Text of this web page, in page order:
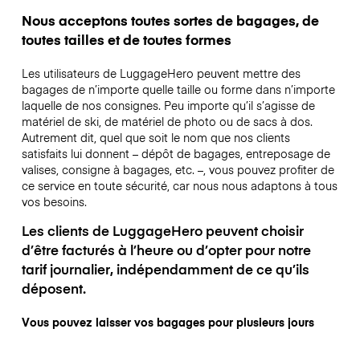
Nous acceptons toutes sortes de bagages, de
toutes tailles et de toutes formes
Les utilisateurs de LuggageHero peuvent mettre des
bagages de n’importe quelle taille ou forme dans n’importe
laquelle de nos consignes. Peu importe qu’il s’agisse de
matériel de ski, de matériel de photo ou de sacs à dos.
Autrement dit, quel que soit le nom que nos clients
satisfaits lui donnent – dépôt de bagages, entreposage de
valises, consigne à bagages, etc. –, vous pouvez profiter de
ce service en toute sécurité, car nous nous adaptons à tous
vos besoins.
Les clients de LuggageHero peuvent choisir
d’être facturés à l’heure ou d’opter pour notre
tarif journalier, indépendamment de ce qu’ils
déposent.
Vous pouvez laisser vos bagages pour plusieurs jours